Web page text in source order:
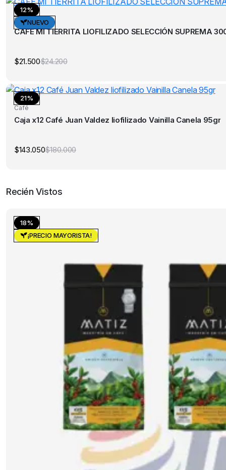
$144.000.
$115.500.
12%
NUEVO
Café
CAFE MI TIERRITA LIOFILIZADO SELECCIÓN SUPREMA
$24.200El
era:
$24.200.
$21.500 El
es:
$21.500.
21%
Café
Caja x12 Café Juan Valdez liofilizado Vainilla Canela 95gr
$180.000El
$143.050 El
Recién Vistos
18%
¡PRECIO MAYORISTA!